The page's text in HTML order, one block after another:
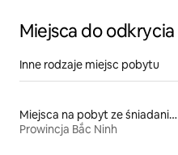
Miejsca do odkrycia
Inne rodzaje miejsc pobytu
Miejsca na pobyt ze śniadaniem
Prowincja Bắc Ninh